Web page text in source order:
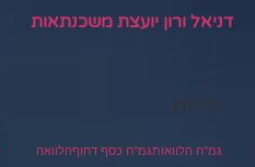
דניאל ורון יועצת משכנתאות
תגיות
גמ"ח הלוואותגמ"ח כסף דחוףהלוואה